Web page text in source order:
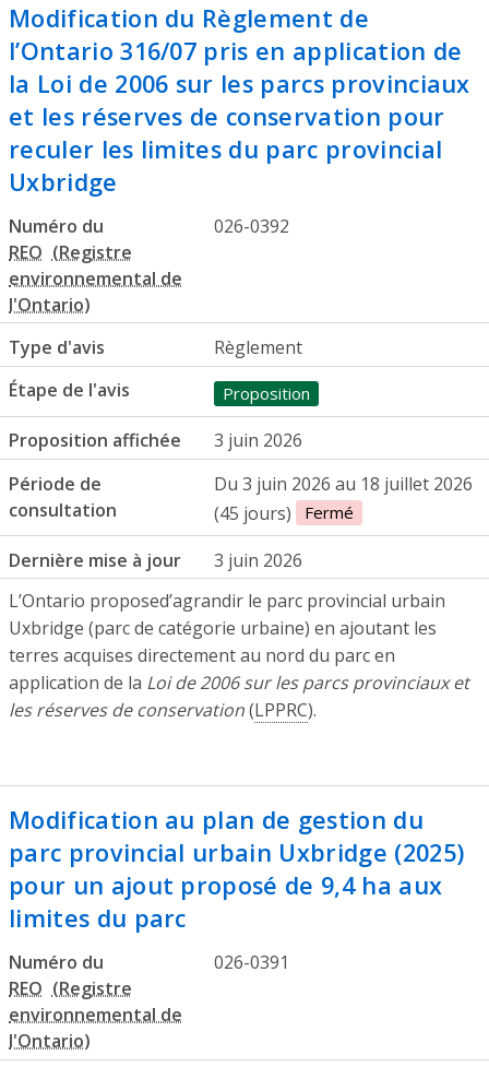
​Modification du Règlement de
l’Ontario 316/07 pris en application de
la Loi de 2006 sur les parcs provinciaux
et les réserves de conservation pour
reculer les limites du parc provincial
Uxbridge
Numéro du
REO
026-0392
Type d'avis
Règlement
Étape de l'avis
Proposition
Proposition affichée
3 juin 2026
Période de
consultation
Du 3 juin 2026 au 18 juillet 2026
(45 jours)
Fermé
Dernière mise à jour
3 juin 2026
​​L’Ontario proposed’agrandir le parc provincial urbain
Uxbridge (parc de catégorie urbaine) en ajoutant les
terres acquises directement au nord du parc en
application de la Loi de 2006 sur les parcs provinciaux et
les réserves de conservation(LPPRC).
Modification au plan de gestion du
parc provincial urbain Uxbridge (2025)
pour un ajout proposé de 9,4 ha aux
limites du parc
Numéro du
REO
026-0391